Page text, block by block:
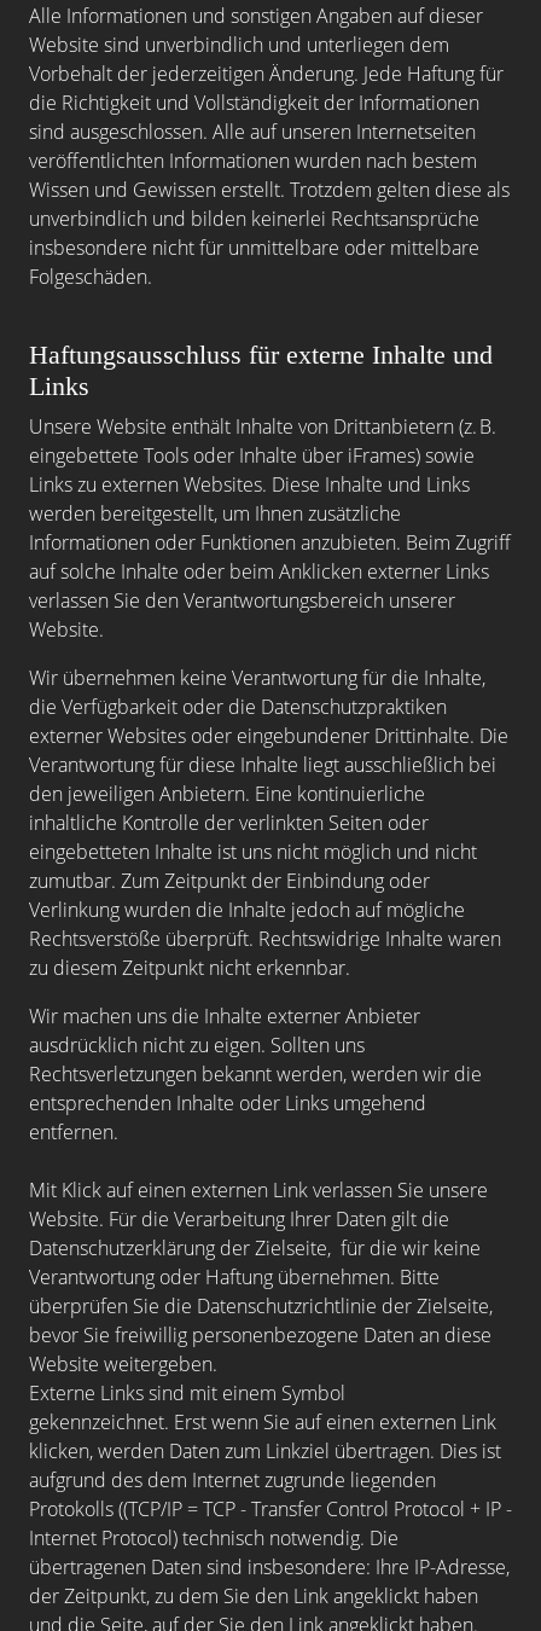
Alle Informationen und sonstigen Angaben auf dieser
Website sind unverbindlich und unterliegen dem
Vorbehalt der jederzeitigen Änderung. Jede Haftung für
die Richtigkeit und Vollständigkeit der Informationen
sind ausgeschlossen. Alle auf unseren Internetseiten
veröffentlichten Informationen wurden nach bestem
Wissen und Gewissen erstellt. Trotzdem gelten diese als
unverbindlich und bilden keinerlei Rechtsansprüche
insbesondere nicht für unmittelbare oder mittelbare
Folgeschäden.
Haftungsausschluss für externe Inhalte und
Links
Unsere Website enthält Inhalte von Drittanbietern (z. B.
eingebettete Tools oder Inhalte über iFrames) sowie
Links zu externen Websites. Diese Inhalte und Links
werden bereitgestellt, um Ihnen zusätzliche
Informationen oder Funktionen anzubieten. Beim Zugriff
auf solche Inhalte oder beim Anklicken externer Links
verlassen Sie den Verantwortungsbereich unserer
Website.
Wir übernehmen keine Verantwortung für die Inhalte,
die Verfügbarkeit oder die Datenschutzpraktiken
externer Websites oder eingebundener Drittinhalte. Die
Verantwortung für diese Inhalte liegt ausschließlich bei
den jeweiligen Anbietern. Eine kontinuierliche
inhaltliche Kontrolle der verlinkten Seiten oder
eingebetteten Inhalte ist uns nicht möglich und nicht
zumutbar. Zum Zeitpunkt der Einbindung oder
Verlinkung wurden die Inhalte jedoch auf mögliche
Rechtsverstöße überprüft. Rechtswidrige Inhalte waren
zu diesem Zeitpunkt nicht erkennbar.
Wir machen uns die Inhalte externer Anbieter
ausdrücklich nicht zu eigen. Sollten uns
Rechtsverletzungen bekannt werden, werden wir die
entsprechenden Inhalte oder Links umgehend
entfernen.
Mit Klick auf einen externen Link verlassen Sie unsere
Website. Für die Verarbeitung Ihrer Daten gilt die
Datenschutzerklärung der Zielseite, für die wir keine
Verantwortung oder Haftung übernehmen. Bitte
überprüfen Sie die Datenschutzrichtlinie der Zielseite,
bevor Sie freiwillig personenbezogene Daten an diese
Website weitergeben.
Externe Links sind mit einem Symbol
gekennzeichnet. Erst wenn Sie auf einen externen Link
klicken, werden Daten zum Linkziel übertragen. Dies ist
aufgrund des dem Internet zugrunde liegenden
Protokolls ((TCP/IP = TCP - Transfer Control Protocol + IP -
Internet Protocol) technisch notwendig. Die
übertragenen Daten sind insbesondere: Ihre IP-Adresse,
der Zeitpunkt, zu dem Sie den Link angeklickt haben
und die Seite, auf der Sie den Link angeklickt haben.